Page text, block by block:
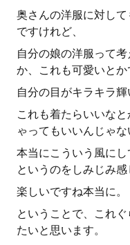
奥さんの洋服に対し
ですけれど、
自分の娘の洋服って
か、これも可愛いとか
自分の目がキラキラ輝
これも着たらいいな
ゃってもいいんじゃな
本当にこういう風に
というのをしみじみ感
楽しいですね本当に。
ということで、これ
たいと思います。